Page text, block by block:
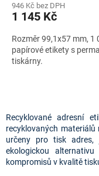
946 Kč bez DPH
1 145 Kč
Rozměr 99,1x57 mm,
papírové etikety s
tiskárny.
Recyklované adresní
recyklovaných
určeny pro tisk
ekologickou
kompromisů v kvalitě